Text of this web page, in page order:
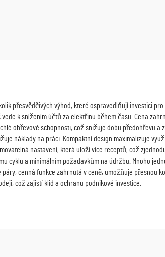
přesvědčivých výhod, které ospravedlňují investici
k snížením účtů za elektřinu během času. Cena
ohřevové schopnosti, což snižuje dobu předohřevu
náklady na práci. Kompaktní design maximalizuje
nastavení, která uloží více receptů, což
cyklu a minimálním požadavkům na údržbu. Mnoho
páry, cenná funkce zahrnutá v ceně, umožňuje
což zajistí klid a ochranu podnikové investice.